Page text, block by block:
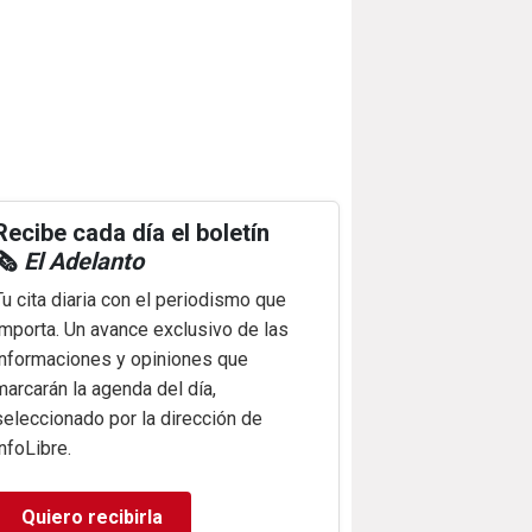
cada día el boletín
El Adelanto
cita diaria con el periodismo que
Un avance exclusivo de las
y opiniones que
la agenda del día,
por la dirección de
Quiero recibirla